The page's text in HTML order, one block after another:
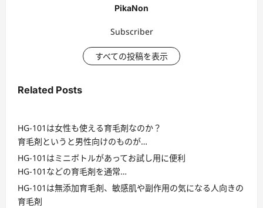
PikaNon
Subscriber
すべての投稿を表示
Related Posts
HG-101は女性も使える育毛剤なのか？
育毛剤というと男性向けのものが…
HG-101はミニボトルがあってお試し用に便利
HG-101などの育毛剤を通常…
HG-101は無添加育毛剤、敏感肌や副作用の気になる人向きの
育毛剤